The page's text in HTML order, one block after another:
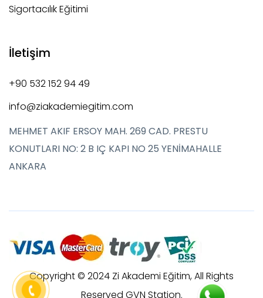
Sigortacılık Eğitimi
İletişim
+90 532 152 94 49
info@ziakademiegitim.com
MEHMET AKIF ERSOY MAH. 269 CAD. PRESTU
KONUTLARI NO: 2 B IÇ KAPI NO 25 YENİMAHALLE
ANKARA
Copyright © 2024 Zi Akademi Eğitim, All Rights
Reserved GVN Station.